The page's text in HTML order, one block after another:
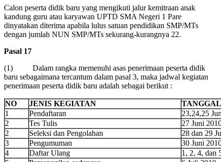
Calon peserta didik baru yang mengikuti jalur kemitraan anak
kandung guru atau karyawan UPTD SMA Negeri 1 Pare
dinyatakan diterima apabila lulus satuan pendidikan SMP/MTs
dengan jumlah NUN SMP/MTs sekurang-kurangnya 22.
Pasal 17
(1) Dalam rangka memenuhi asas penerimaan peserta didik
baru sebagaimana tercantum dalam pasal 3, maka jadwal kegiatan
penerimaan peserta didik baru adalah sebagai berikut :
NO JENIS KEGIATAN
1
Pendaftaran
23,24,25
2
Tes Tulis
27 Juni
2
Seleksi dan Pengolahan
28 dan 29
3
Pengumuman
30 Juni
4
Daftar Ulang
1, 2, 4, dan